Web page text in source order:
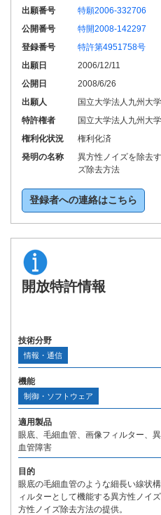
出願番号
特願2006-332706
公開番号
特開2008-142297
登録番号
特許第4951758号
出願日
2006/12/11
公開日
2008/6/26
出願人
国立大学法人九州大学
特許権者
国立大学法人九州大学
権利化状況
権利化済
発明の名称
異方性ノイズを除去
ズ除去方法
登録者への連絡はこちら
開放特許情報
技術分野
情報・通信
機能
制御・ソフトウェア
適用製品
眼底、毛細血管、画像フィルター、
血管障害
目的
眼底の毛細血管のような細長い線状
ィルターとして機能する異方性ノイ
方性ノイズ除去方法の提供。